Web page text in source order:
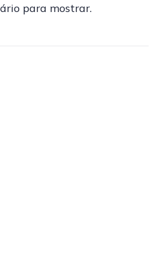
para mostrar.